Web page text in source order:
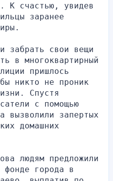
К счастью, увидев
заранее
забрать свои вещи
в многоквартирный
пришлось
никто не проник
Спустя
с помощью
вызволили запертых
домашних
людям предложили
фонде города в